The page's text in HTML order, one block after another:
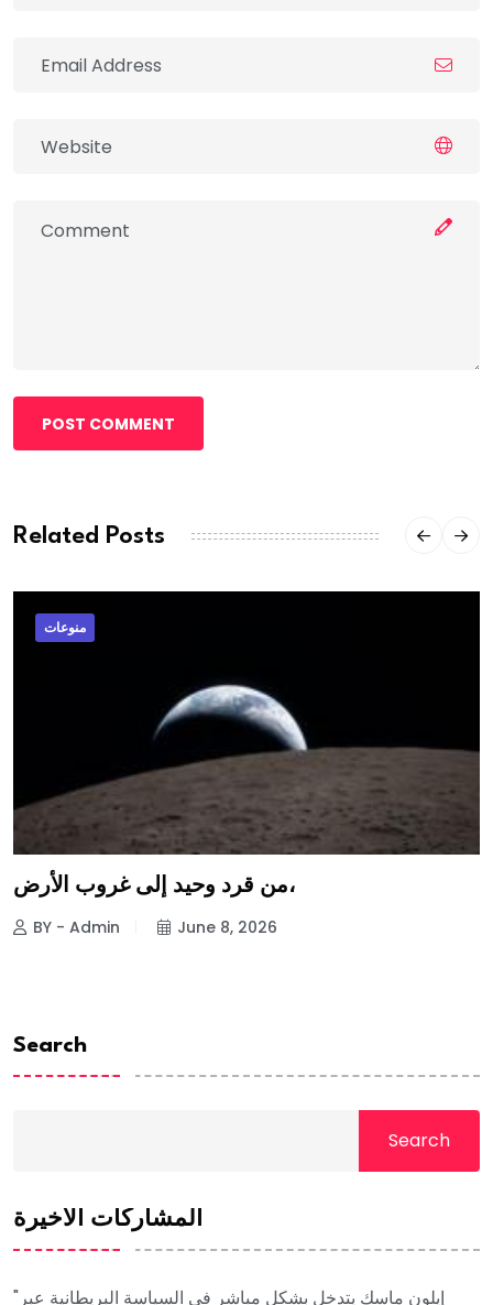
POST COMMENT
Related Posts
منوعات
من قرد وحيد إلى غروب الأرض،
BY - Admin June 8, 2026
Search
Search
المشاركات الأخيرة
"إيلون ماسك يتدخل بشكل مباشر في السياسة البريطانية عبر